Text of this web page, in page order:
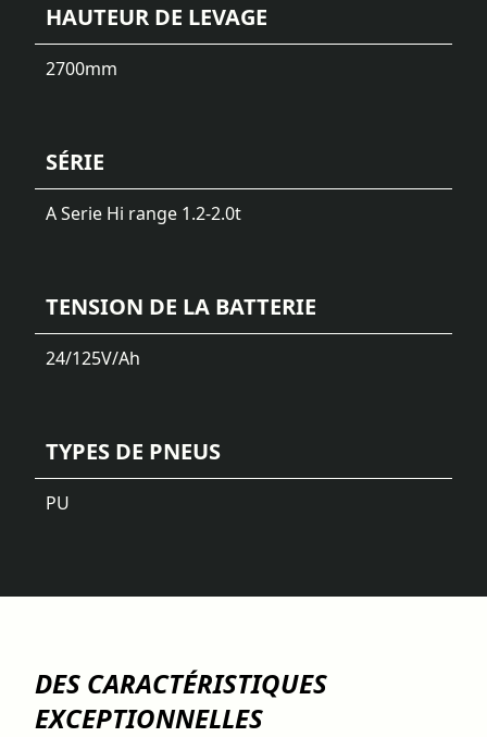
HAUTEUR DE LEVAGE
2700mm
SÉRIE
A Serie Hi range 1.2-2.0t
TENSION DE LA BATTERIE
24/125V/Ah
TYPES DE PNEUS
PU
DES CARACTÉRISTIQUES
EXCEPTIONNELLES